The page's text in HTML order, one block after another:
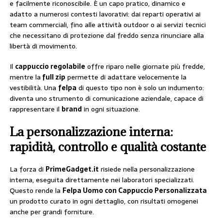
e facilmente riconoscibile. È un capo pratico, dinamico e
adatto a numerosi contesti lavorativi: dai reparti operativi ai
team commerciali, fino alle attività outdoor o ai servizi tecnici
che necessitano di protezione dal freddo senza rinunciare alla
libertà di movimento.
Il cappuccio regolabile offre riparo nelle giornate più fredde,
mentre la full zip permette di adattare velocemente la
vestibilità. Una felpa di questo tipo non è solo un indumento:
diventa uno strumento di comunicazione aziendale, capace di
rappresentare il brandin ogni situazione.
La personalizzazione interna:
rapidità, controllo e qualità costante
La forza di PrimeGadget.it risiede nella personalizzazione
interna, eseguita direttamente nei laboratori specializzati.
Questo rende la Felpa Uomo con Cappuccio Personalizzata
un prodotto curato in ogni dettaglio, con risultati omogenei
anche per grandi forniture.